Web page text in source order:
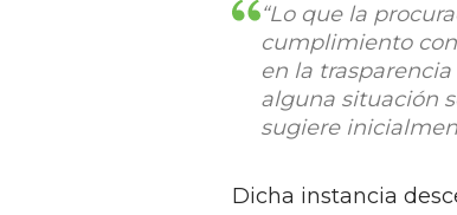
“Lo que la
cumplimiento
en la
alguna situación
sugiere
Dicha instancia